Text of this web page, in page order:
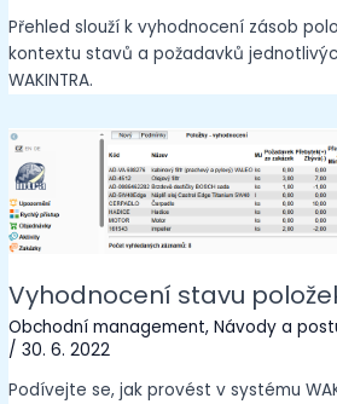
Přehled slouží k vyhodnocení zásob
kontextu stavů a požadavků
WAKINTRA.
Vyhodnocení stavu
Obchodní management,Návody a
/30. 6. 2022
Podívejte se, jak provést v systému